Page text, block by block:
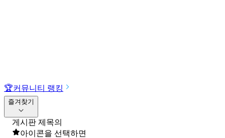
🏆커뮤니티 랭킹
즐겨찾기
게시판 제목의
아이콘을 선택하면